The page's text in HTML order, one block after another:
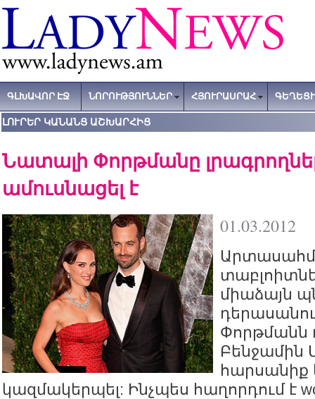
ԳԼԽԱՎՈՐ ԷՋ ՆՈՐՈՒԹՅՈՒՆՆԵՐ ՀՅՈՒՐԱՍՐԱՀ
ԼՈՒՐԵՐ ԿԱՆԱՆՑ ԱՇԽԱՐՀԻՑ
Նատալի Փորթմանը
ամուսնացել է
01.03.2012
միաձայն
Փորթմանն
Բենջամին
հարսանիք
կազմակերպել: Ինչպես հաղորդում է